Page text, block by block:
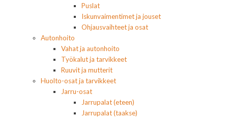
Puslat
Iskunvaimentimet ja jouset
Ohjausvaihteet ja osat
Autonhoito
Vahat ja autonhoito
Työkalut ja tarvikkeet
Ruuvit ja mutterit
Huolto-osat ja tarvikkeet
Jarru-osat
Jarrupalat (eteen)
Jarrupalat (taakse)